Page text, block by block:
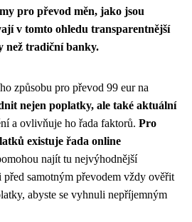
pro převod měn, jako jsou
v tomto ohledu transparentnější
než tradiční banky.
způsobu pro převod 99 eur na
nejen poplatky, ale také aktuální
a ovlivňuje ho řada faktorů. Pro
existuje řada online
najít tu nejvýhodnější
před samotným převodem vždy ověřit
abyste se vyhnuli nepříjemným